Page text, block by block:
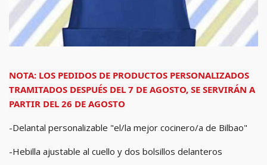
NOTA: LOS PEDIDOS DE PRODUCTOS PERSONALIZADOS
TRAMITADOS DESPUÉS DEL 7 DE AGOSTO, SE SERVIRÁN A
PARTIR DEL 26 DE AGOSTO
-Delantal personalizable "el/la mejor cocinero/a de Bilbao"
-Hebilla ajustable al cuello y dos bolsillos delanteros